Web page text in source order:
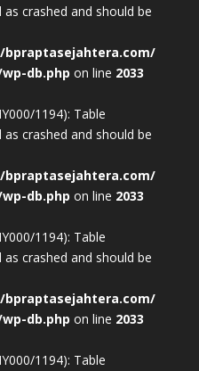
crashed and should be
db.php on line 2033
1194): Table
crashed and should be
db.php on line 2033
1194): Table
crashed and should be
db.php on line 2033
1194): Table